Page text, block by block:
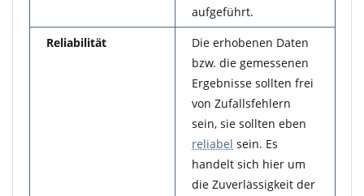
aufgeführt.
Reliabilität
Die erhobenen Daten
bzw. die gemessenen
Ergebnisse sollten frei
von Zufallsfehlern
sein, sie sollten eben
reliabel sein. Es
handelt sich hier um
die Zuverlässigkeit der